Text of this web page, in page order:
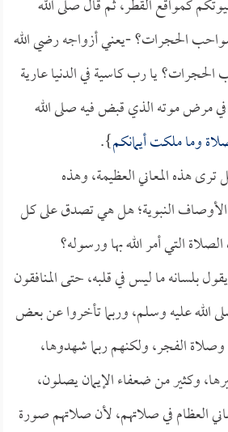
كمواقع القطر، ثم قال صلى الله
الحجرات؟ -يعني أزواجه رضي الله
يا رب كاسية في الدنيا عارية
مرض موته الذي قبض فيه صلى الله
وما ملكت أيمانكم}.
هذه المعاني العظيمة، وهذه
الأوصاف النبوية؛ هل هي تصدق على كل
التي أمر الله بها ورسوله؟
بلسانه ما ليس في قلبه، حتى المنافقون
الله عليه وسلم، وربما تأخروا عن بعض
الفجر، ولكنهم ربما شهدوها،
وكثير من ضعفاء الإيمان يصلون،
العظام في صلاتهم، لأن صلاتهم صورة